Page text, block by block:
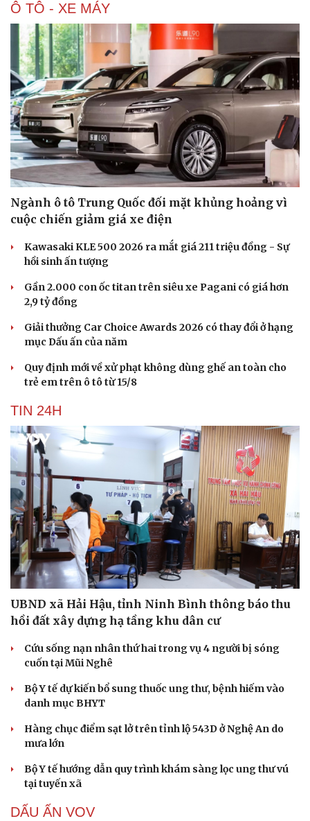
Ô TÔ - XE MÁY
Ngành ô tô Trung Quốc đối mặt khủng hoảng vì
cuộc chiến giảm giá xe điện
Kawasaki KLE 500 2026 ra mắt giá 211 triệu đồng - Sự
hồi sinh ấn tượng
Gần 2.000 con ốc titan trên siêu xe Pagani có giá hơn
2,9 tỷ đồng
Giải thưởng Car Choice Awards 2026 có thay đổi ở hạng
mục Dấu ấn của năm
Quy định mới về xử phạt không dùng ghế an toàn cho
trẻ em trên ô tô từ 15/8
TIN 24H
UBND xã Hải Hậu, tỉnh Ninh Bình thông báo thu
hồi đất xây dựng hạ tầng khu dân cư
Cứu sống nạn nhân thứ hai trong vụ 4 người bị sóng
cuốn tại Mũi Nghê
Bộ Y tế dự kiến bổ sung thuốc ung thư, bệnh hiếm vào
danh mục BHYT
Hàng chục điểm sạt lở trên tỉnh lộ 543D ở Nghệ An do
mưa lớn
Bộ Y tế hướng dẫn quy trình khám sàng lọc ung thư vú
tại tuyến xã
DẤU ẤN VOV